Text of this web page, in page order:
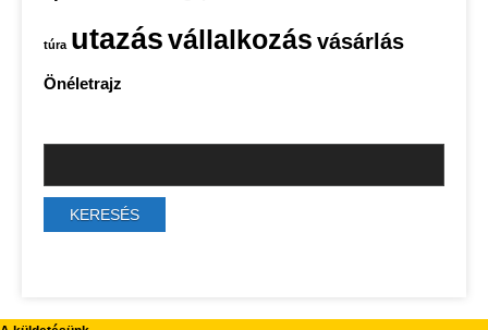
túra utazásvállalkozás vásárlás
Önéletrajz